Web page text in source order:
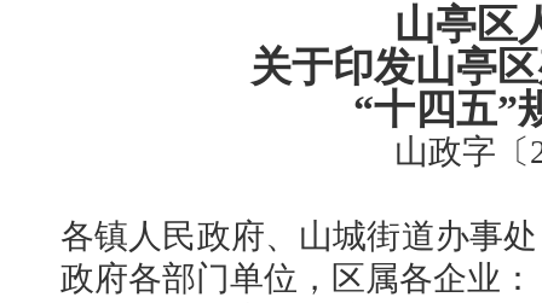
山亭区
关于印发山亭
“十四五”
山政字〔
各镇人民政府、山城街道办事
政府各部门单位，区属各企业：